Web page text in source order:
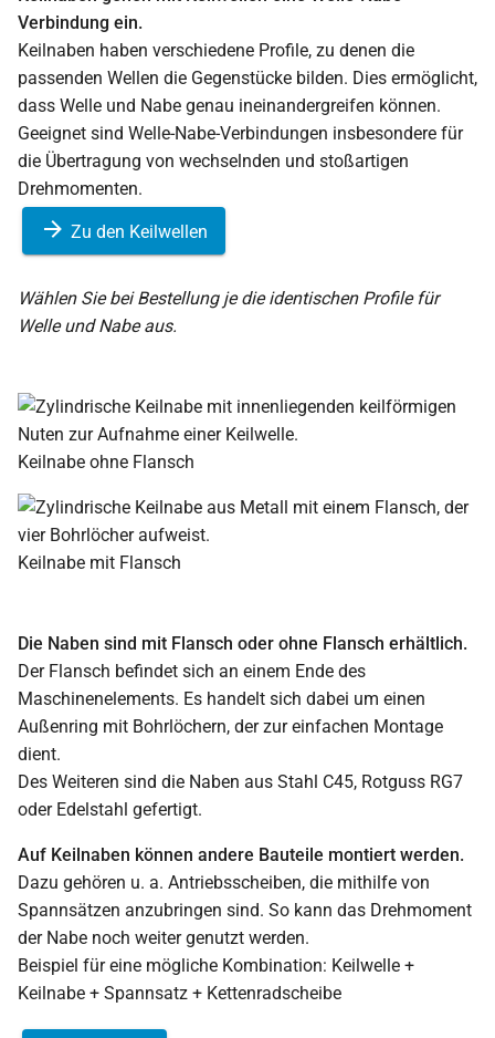
Verbindung ein.
Keilnaben haben verschiedene Profile, zu denen die
passenden Wellen die Gegenstücke bilden. Dies ermöglicht,
dass Welle und Nabe genau ineinandergreifen können.
Geeignet sind Welle-Nabe-Verbindungen insbesondere für
die Übertragung von wechselnden und stoßartigen
Drehmomenten.
Zu den Keilwellen
Wählen Sie bei Bestellung je die identischen Profile für
Welle und Nabe aus.
Keilnabe ohne Flansch
Keilnabe mit Flansch
Die Naben sind mit Flansch oder ohne Flansch erhältlich.
Der Flansch befindet sich an einem Ende des
Maschinenelements. Es handelt sich dabei um einen
Außenring mit Bohrlöchern, der zur einfachen Montage
dient.
Des Weiteren sind die Naben aus Stahl C45, Rotguss RG7
oder Edelstahl gefertigt.
Auf Keilnaben können andere Bauteile montiert werden.
Dazu gehören u. a. Antriebsscheiben, die mithilfe von
Spannsätzen anzubringen sind. So kann das Drehmoment
der Nabe noch weiter genutzt werden.
Beispiel für eine mögliche Kombination: Keilwelle +
Keilnabe + Spannsatz + Kettenradscheibe